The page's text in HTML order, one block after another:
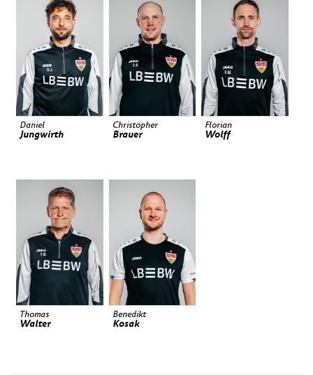
Daniel
Jungwirth
Christopher
Brauer
Florian
Wolff
Thomas
Walter
Benedikt
Kosak